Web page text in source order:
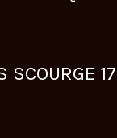
SCOURGE